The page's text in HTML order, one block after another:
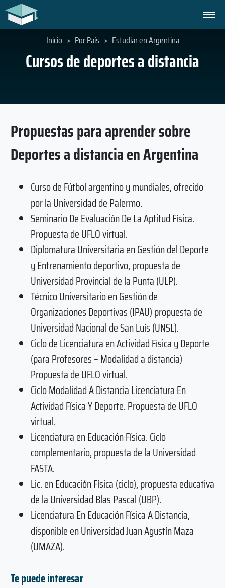
Cursos de deportes a distancia
Inicio > Por País > Estudiar en Argentina
Propuestas para aprender sobre
Deportes a distancia en Argentina
Curso de Fútbol argentino y mundiales, ofrecido
por la Universidad de Palermo.
Seminario De Evaluación De La Aptitud Física.
Propuesta de UFLO virtual.
Diplomatura Universitaria en Gestión del Deporte
y Entrenamiento deportivo, propuesta de
Universidad Provincial de la Punta (ULP).
Técnico Universitario en Gestión de
Organizaciones Deportivas (IPAU) propuesta de
Universidad Nacional de San Luís (UNSL).
Ciclo de Licenciatura en Actividad Física y Deporte
(para Profesores – Modalidad a distancia)
Propuesta de UFLO virtual.
Ciclo Modalidad A Distancia Licenciatura En
Actividad Física Y Deporte. Propuesta de UFLO
virtual.
Licenciatura en Educación Física. Ciclo
complementario, propuesta de la Universidad
FASTA.
Lic. en Educación Física (ciclo), propuesta educativa
de la Universidad Blas Pascal (UBP).
Licenciatura En Educación Física A Distancia,
disponible en Universidad Juan Agustín Maza
(UMAZA).
Te puede interesar